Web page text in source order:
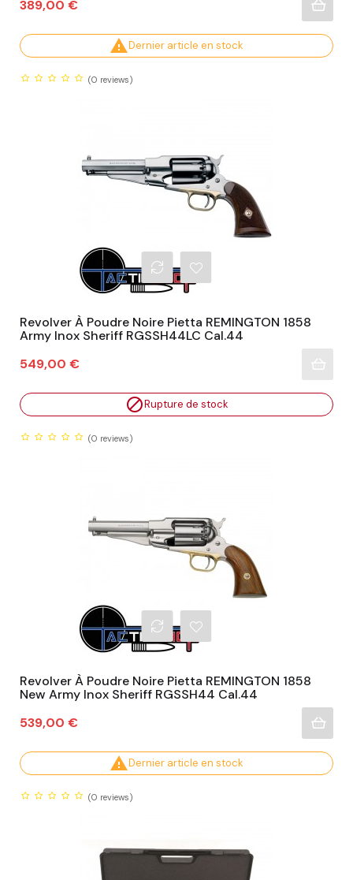
Prix
389,00 €
Dernier article en stock
(0 reviews)
Revolver À Poudre Noire Pietta REMINGTON 1858
Army Inox Sheriff RGSSH44LC Cal.44
Prix
549,00 €
Rupture de stock
(0 reviews)
Revolver À Poudre Noire Pietta REMINGTON 1858
New Army Inox Sheriff RGSSH44 Cal.44
Prix
539,00 €
Dernier article en stock
(0 reviews)